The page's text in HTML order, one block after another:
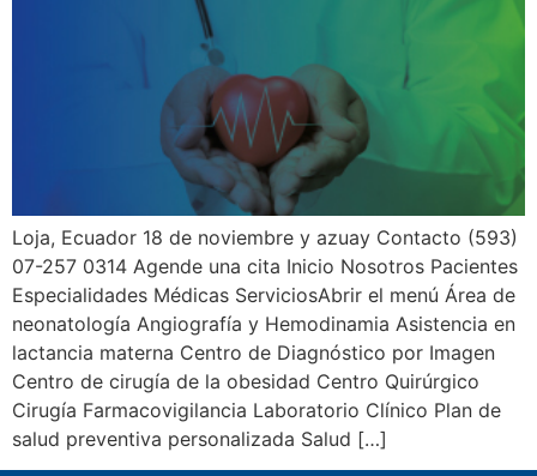
Loja, Ecuador 18 de noviembre y azuay Contacto (593)
07-257 0314 Agende una cita Inicio Nosotros Pacientes
Especialidades Médicas ServiciosAbrir el menú Área de
neonatología Angiografía y Hemodinamia Asistencia en
lactancia materna Centro de Diagnóstico por Imagen
Centro de cirugía de la obesidad Centro Quirúrgico
Cirugía Farmacovigilancia Laboratorio Clínico Plan de
salud preventiva personalizada Salud […]